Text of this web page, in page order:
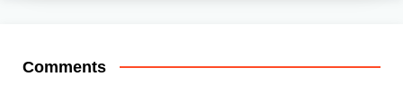
Comments